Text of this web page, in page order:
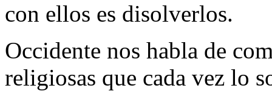
con ellos es disolverlos.
Occidente nos habla de
religiosas que cada vez lo